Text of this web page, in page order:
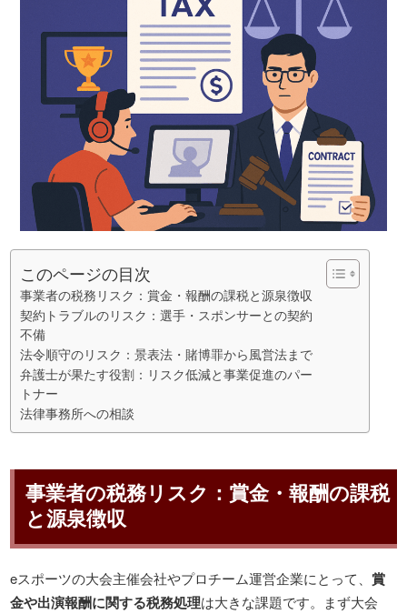
このページの目次
事業者の税務リスク：賞金・報酬の課税と源泉徴収
契約トラブルのリスク：選手・スポンサーとの契約
不備
法令順守のリスク：景表法・賭博罪から風営法まで
弁護士が果たす役割：リスク低減と事業促進のパー
トナー
法律事務所への相談
事業者の税務リスク：賞金・報酬の課税
と源泉徴収
eスポーツの大会主催会社やプロチーム運営企業にとって、 賞
金や出演報酬に関する税務処理は大きな課題です。まず大会